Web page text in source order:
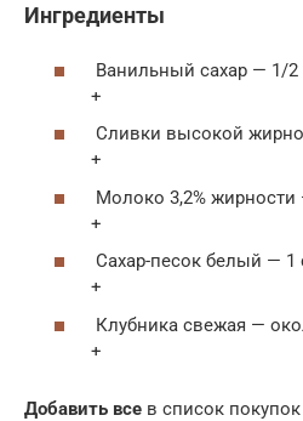
Ингредиенты
Ванильный сахар — 1/2
+
Сливки высокой
+
Молоко 3,2% жирности
+
Сахар-песок белый — 1
+
Клубника свежая —
+
Добавить все в список покупок